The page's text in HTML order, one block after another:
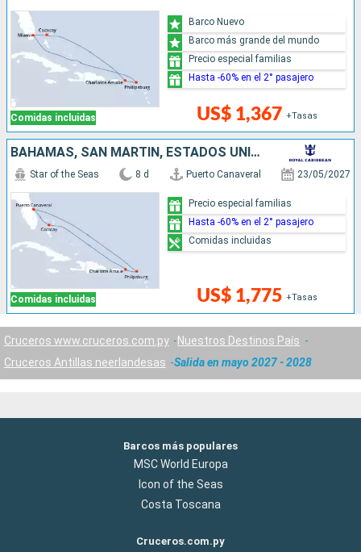
Comidas incluidas US$ 1,367 +Tasas
Barco Nuevo
Barco más grande del mundo
Precio especial familias
Hasta -60% en el 2° pasajero
BAHAMAS, SAN MARTÍN, ESTADOS UNIDOS
Comidas incluidas
Star of the Seas 8 d Puerto Canaveral 23/05/2027
US$ 1,775 +Tasas
Precio especial familias
Hasta -60% en el 2° pasajero
Comidas incluidas
Cruceros www.cruceros.com.py
Nuestros Destinos País
Cruceros Antillas neerlandesas
Salida en mayo 2027 - 2028
Barcos más populares
MSC World Europa
Icon of the Seas
Costa Toscana
Cruceros.com.py